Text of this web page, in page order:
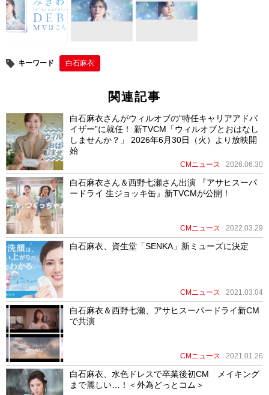
k
キーワード 白石麻衣
関連記事
白石麻衣さんがウィルオブの“特任キャリアアドバ
イザー”に就任！ 新TVCM「ウィルオブとおはなし
しませんか？」 2026年6月30日（火）より放映開
始
CMニュース 2026.06.30
白石麻衣さん＆西野七瀬さん出演 『アサヒスーパ
ードライ 生ジョッキ缶』新TVCMが公開！
CMニュース 2022.03.29
白石麻衣、資生堂「SENKA」新ミューズに決定
CMニュース 2021.03.04
白石麻衣＆西野七瀬、アサヒスーパードライ新CM
で共演
CMニュース 2021.01.26
白石麻衣、水色ドレスで卒業後初CM メイキング
まで麗しい…！＜外為どっとコム＞